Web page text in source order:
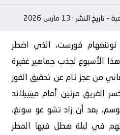
- تاريخ النشر : 13 مارس 2026
فورست، الذي اضطر
الأسبوع لجذب جماهير غفيرة
من عجز تام عن تحقيق الفوز
مرتين أمام ميتييلاند
بعد أن زاد تشو غو سونغ،
في ليلة هطل فيها المطر